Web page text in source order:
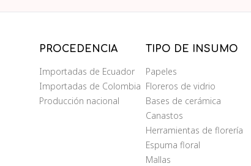
PROCEDENCIA
Importadas de Ecuador
Importadas de Colombia
Producción nacional
TIPO DE INSUMO
Papeles
Floreros de vidrio
Bases de cerámica
Canastos
Herramientas de florería
Espuma floral
Mallas